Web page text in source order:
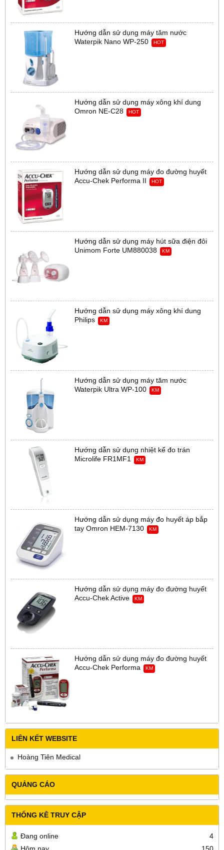
Hướng dẫn sử dụng máy tăm nước
Waterpik Nano WP-250
HOT
Hướng dẫn sử dụng máy xông khí dung
Omron NE-C28
HOT
Hướng dẫn sử dụng máy đo đường huyết
Accu-Chek Performa II
HOT
Hướng dẫn sử dụng máy hút sữa điện đôi
Unimom Forte UM880038
KM
Hướng dẫn sử dụng máy xông khí dung
Philips
KM
Hướng dẫn sử dụng máy tăm nước
Waterpik Ultra WP-100
KM
Hướng dẫn sử dụng nhiệt kế đo trán
Microlife FR1MF1
KM
Hướng dẫn sử dụng máy đo huyết áp bắp
tay Omron HEM-7130
KM
Hướng dẫn sử dụng máy đo đường huyết
Accu-Chek Active
KM
Hướng dẫn sử dụng máy đo đường huyết
Accu-Chek Performa
KM
LIÊN KẾT WEBSITE
Hoàng Tiên Medical
QUẢNG CÁO
THỐNG KÊ TRUY CẬP
Đang online
4
Hôm nay
150